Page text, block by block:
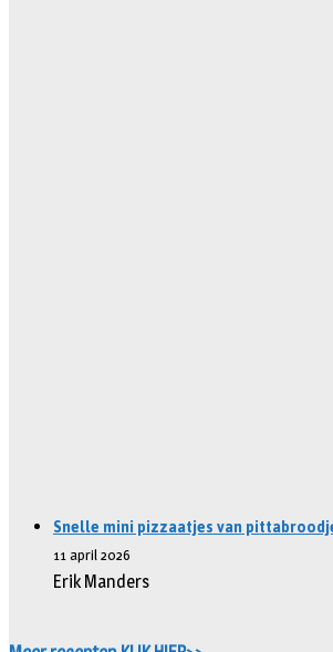
Snelle mini pizzaatjes van
11 april 2026
Erik Manders